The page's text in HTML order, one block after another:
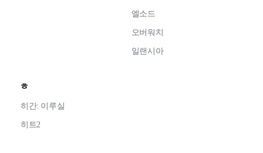
엘소드
오버워치
일랜시아
ㅎ
히간: 이루실
히트2